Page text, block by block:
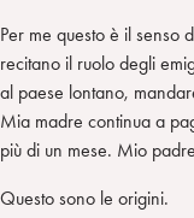
Per me questo è il senso
recitano il ruolo degli
al paese lontano,
Mia madre continua a
più di un mese. Mio
Questo sono le origini.